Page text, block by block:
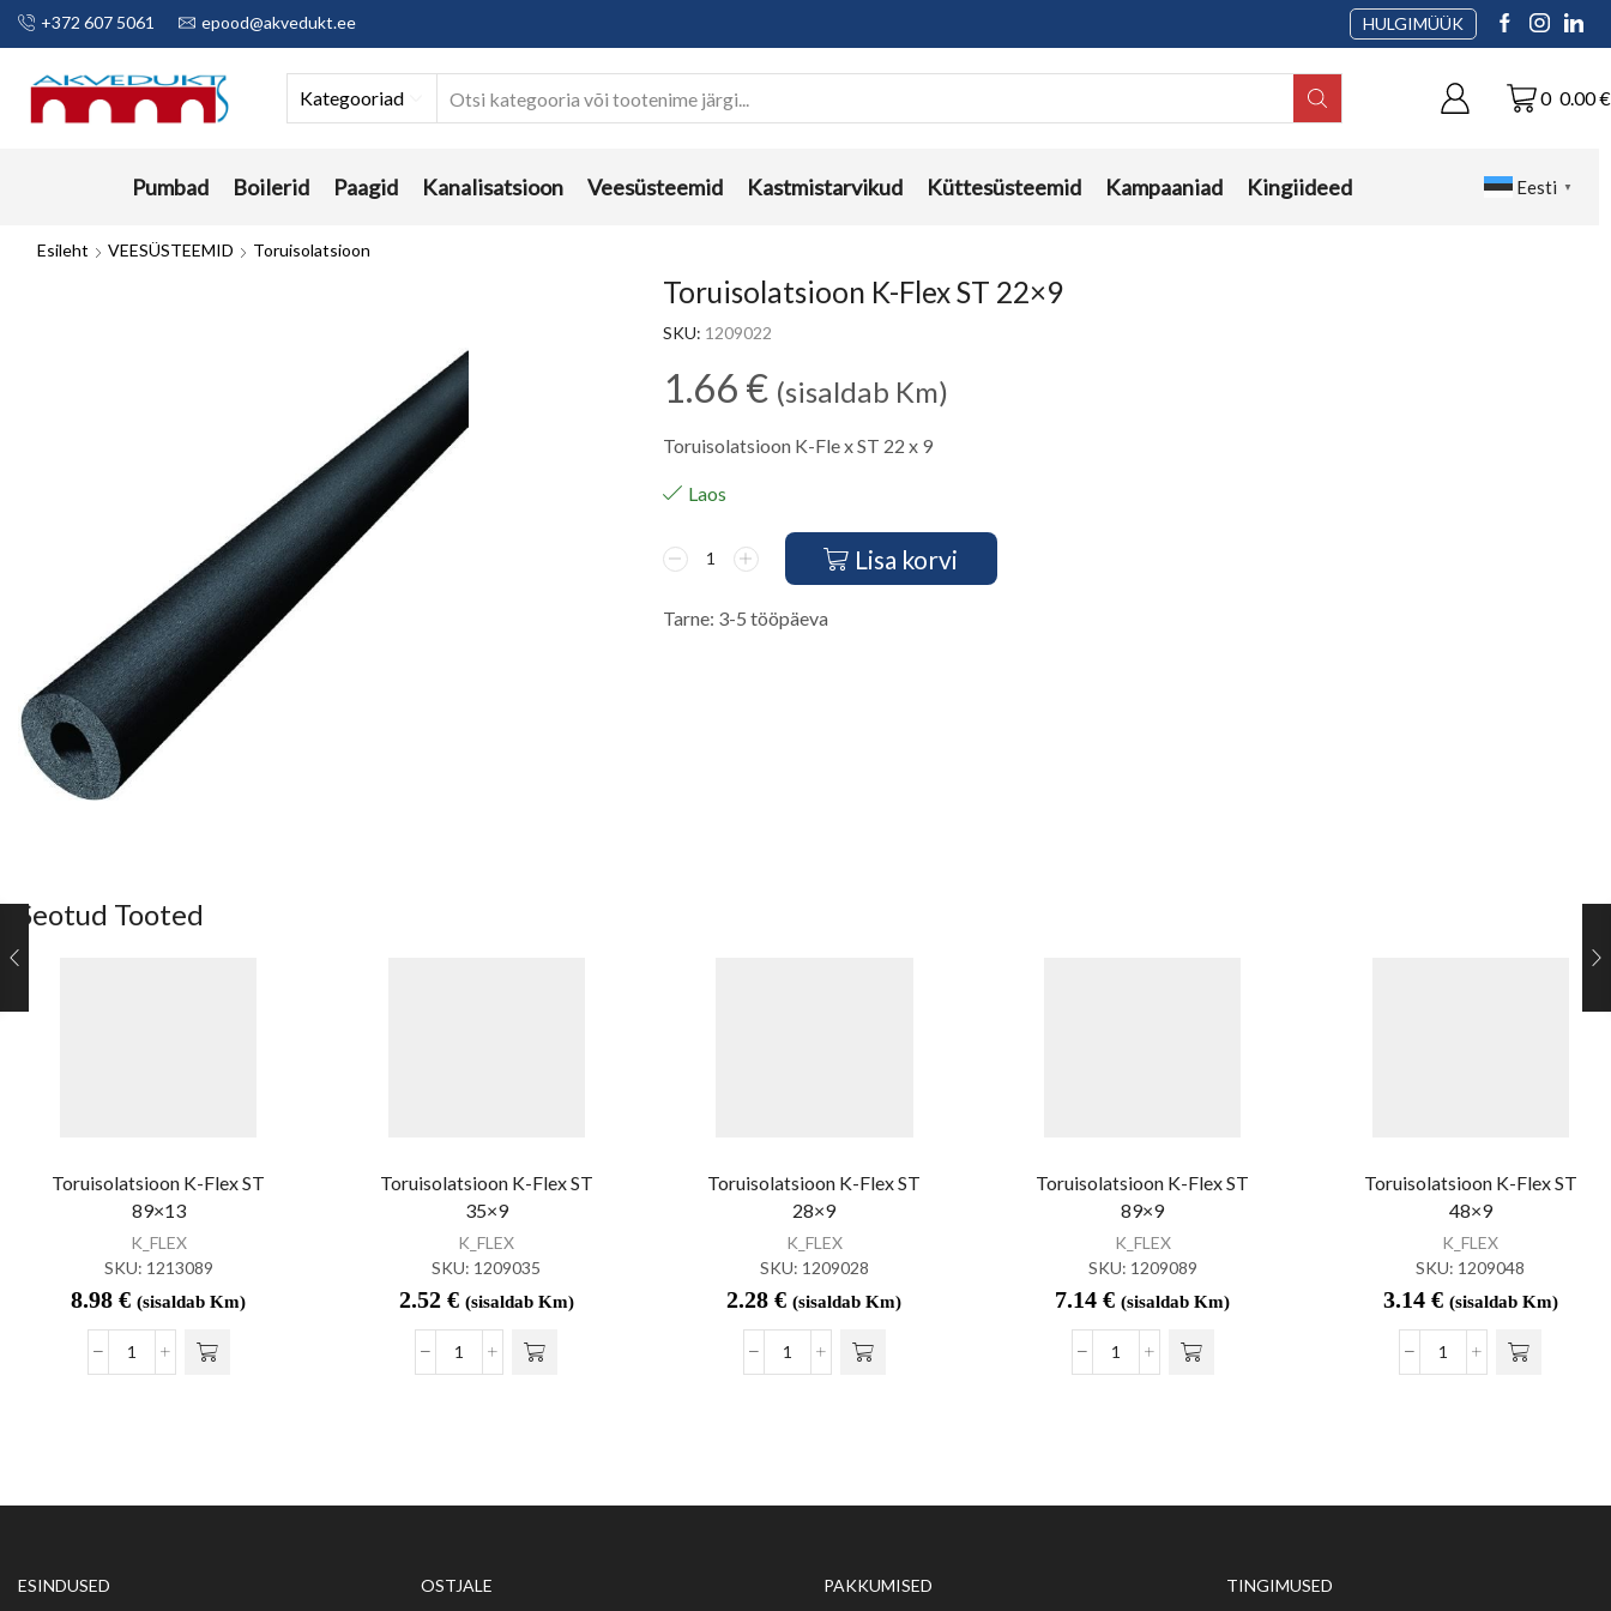
+372 607 5061 epood@akvedukt.ee HULGIMÜÜK
Kategooriad 0 0.00€
Pumbad Boilerid Paagid Kanalisatsioon Veesüsteemid Kastmistarvikud Küttesüsteemid Kampaaniad Kingiideed Eesti ▼
Esileht VEESÜSTEEMID Toruisolatsioon
Toruisolatsioon K-Flex ST 22×9
SKU: 1209022
1.66 € (sisaldab Km)
Toruisolatsioon K-Fle x ST 22 x 9
Laos
Lisa korvi
Tarne: 3-5 tööpäeva
Seotud Tooted
Toruisolatsioon K-Flex ST
89×13
K_FLEX
SKU: 1213089
8.98€ (sisaldab Km)
Toruisolatsioon K-Flex ST
35×9
K_FLEX
SKU: 1209035
2.52 € (sisaldab Km)
Toruisolatsioon K-Flex ST
28×9
K_FLEX
SKU: 1209028
2.28€ (sisaldab Km)
Toruisolatsioon K-Flex ST
89×9
K_FLEX
SKU: 1209089
7.14€ (sisaldab Km)
Toruisolatsioon K-Flex ST
48×9
K_FLEX
SKU: 1209048
3.14 € (sisaldab Km)
ESINDUSED OSTJALE PAKKUMISED TINGIMUSED